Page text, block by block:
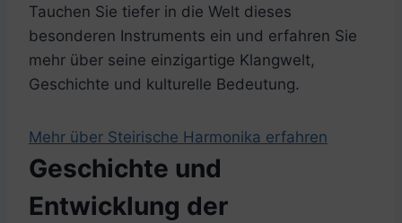
Tauchen Sie tiefer in die Welt dieses
besonderen Instruments ein und erfahren Sie
mehr über seine einzigartige Klangwelt,
Geschichte und kulturelle Bedeutung.
Mehr über Steirische Harmonika erfahren
Geschichte und
Entwicklung der